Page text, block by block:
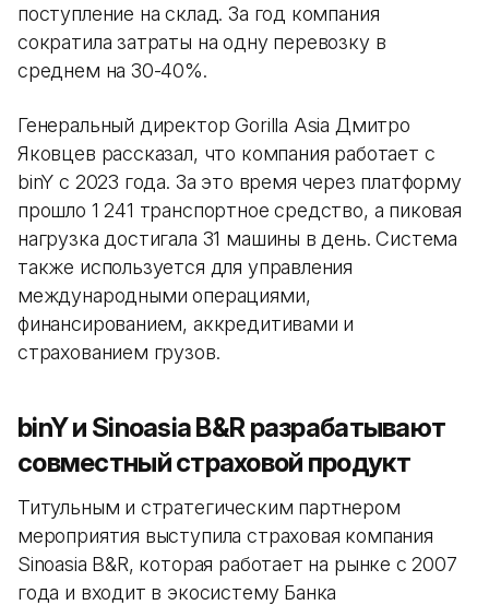
поступление на склад. За год компания
сократила затраты на одну перевозку в
среднем на 30-40%.
Генеральный директор Gorilla Asia Дмитро
Яковцев рассказал, что компания работает с
binY с 2023 года. За это время через платформу
прошло 1 241 транспортное средство, а пиковая
нагрузка достигала 31 машины в день. Система
также используется для управления
международными операциями,
финансированием, аккредитивами и
страхованием грузов.
binY и Sinoasia B&R разрабатывают
совместный страховой продукт
Титульным и стратегическим партнером
мероприятия выступила страховая компания
Sinoasia B&R, которая работает на рынке с 2007
года и входит в экосистему Банка